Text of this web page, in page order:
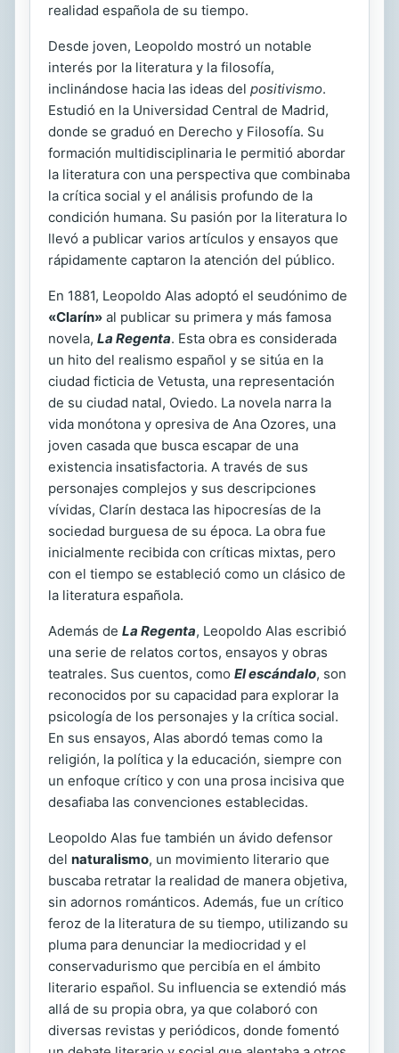
realidad española de su tiempo.
Desde joven, Leopoldo mostró un notable
interés por la literatura y la filosofía,
inclinándose hacia las ideas del positivismo.
Estudió en la Universidad Central de Madrid,
donde se graduó en Derecho y Filosofía. Su
formación multidisciplinaria le permitió abordar
la literatura con una perspectiva que combinaba
la crítica social y el análisis profundo de la
condición humana. Su pasión por la literatura lo
llevó a publicar varios artículos y ensayos que
rápidamente captaron la atención del público.
En 1881, Leopoldo Alas adoptó el seudónimo de
«Clarín» al publicar su primera y más famosa
novela, La Regenta. Esta obra es considerada
un hito del realismo español y se sitúa en la
ciudad ficticia de Vetusta, una representación
de su ciudad natal, Oviedo. La novela narra la
vida monótona y opresiva de Ana Ozores, una
joven casada que busca escapar de una
existencia insatisfactoria. A través de sus
personajes complejos y sus descripciones
vívidas, Clarín destaca las hipocresías de la
sociedad burguesa de su época. La obra fue
inicialmente recibida con críticas mixtas, pero
con el tiempo se estableció como un clásico de
la literatura española.
Además de La Regenta, Leopoldo Alas escribió
una serie de relatos cortos, ensayos y obras
teatrales. Sus cuentos, como El escándalo, son
reconocidos por su capacidad para explorar la
psicología de los personajes y la crítica social.
En sus ensayos, Alas abordó temas como la
religión, la política y la educación, siempre con
un enfoque crítico y con una prosa incisiva que
desafiaba las convenciones establecidas.
Leopoldo Alas fue también un ávido defensor
del naturalismo, un movimiento literario que
buscaba retratar la realidad de manera objetiva,
sin adornos románticos. Además, fue un crítico
feroz de la literatura de su tiempo, utilizando su
pluma para denunciar la mediocridad y el
conservadurismo que percibía en el ámbito
literario español. Su influencia se extendió más
allá de su propia obra, ya que colaboró con
diversas revistas y periódicos, donde fomentó